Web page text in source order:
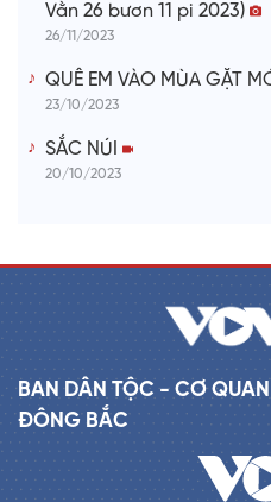
Vằn 26 bươn 11 pi 2023)
26/11/2023
QUÊ EM VÀO MÙA GẶT
23/10/2023
SẮC NÚI
20/10/2023
BAN DÂN TỘC - CƠ
ĐÔNG BẮC